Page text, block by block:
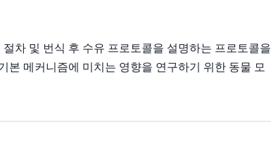
차 및 번식 후 수유 프로토콜을 설명하는 프로토콜을
본 메커니즘에 미치는 영향을 연구하기 위한 동물 모